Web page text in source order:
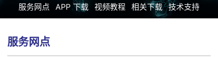
服务网点 APP 下载 视频教程 相关下载 技术支持
服务网点